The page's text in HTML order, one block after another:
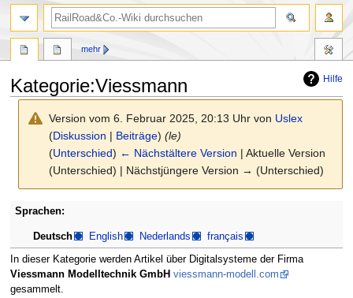
Hilfe
Kategorie:Viessmann
Version vom 6. Februar 2025, 20:13 Uhr von Uslex
(Diskussion | Beiträge) (le)
(Unterschied) ← Nächstältere Version | Aktuelle Version
(Unterschied) | Nächstjüngere Version → (Unterschied)
Zur
springen
Zur
springen
Sprachen:
Deutsch English Nederlands français
In dieser Kategorie werden Artikel über Digitalsysteme der Firma
Viessmann Modelltechnik GmbH viessmann-modell.com
gesammelt.
mehr
Suche